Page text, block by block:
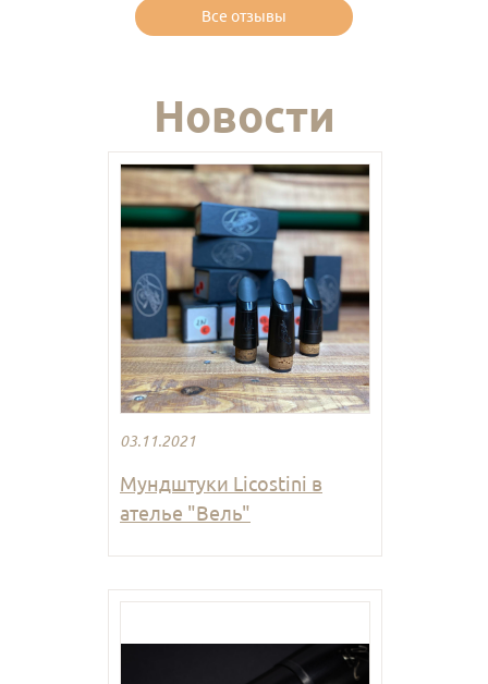
Все отзывы
Новости
03.11.2021
Мундштуки Licostini в
ателье "Вель"